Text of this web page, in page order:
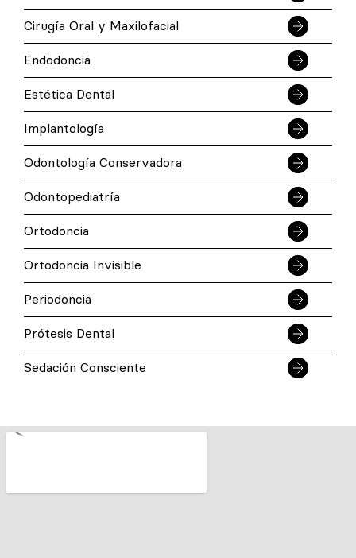
Cirugía Oral y Maxilofacial
Endodoncia
Estética Dental
Implantología
Odontología Conservadora
Odontopediatría
Ortodoncia
Ortodoncia Invisible
Periodoncia
Prótesis Dental
Sedación Consciente